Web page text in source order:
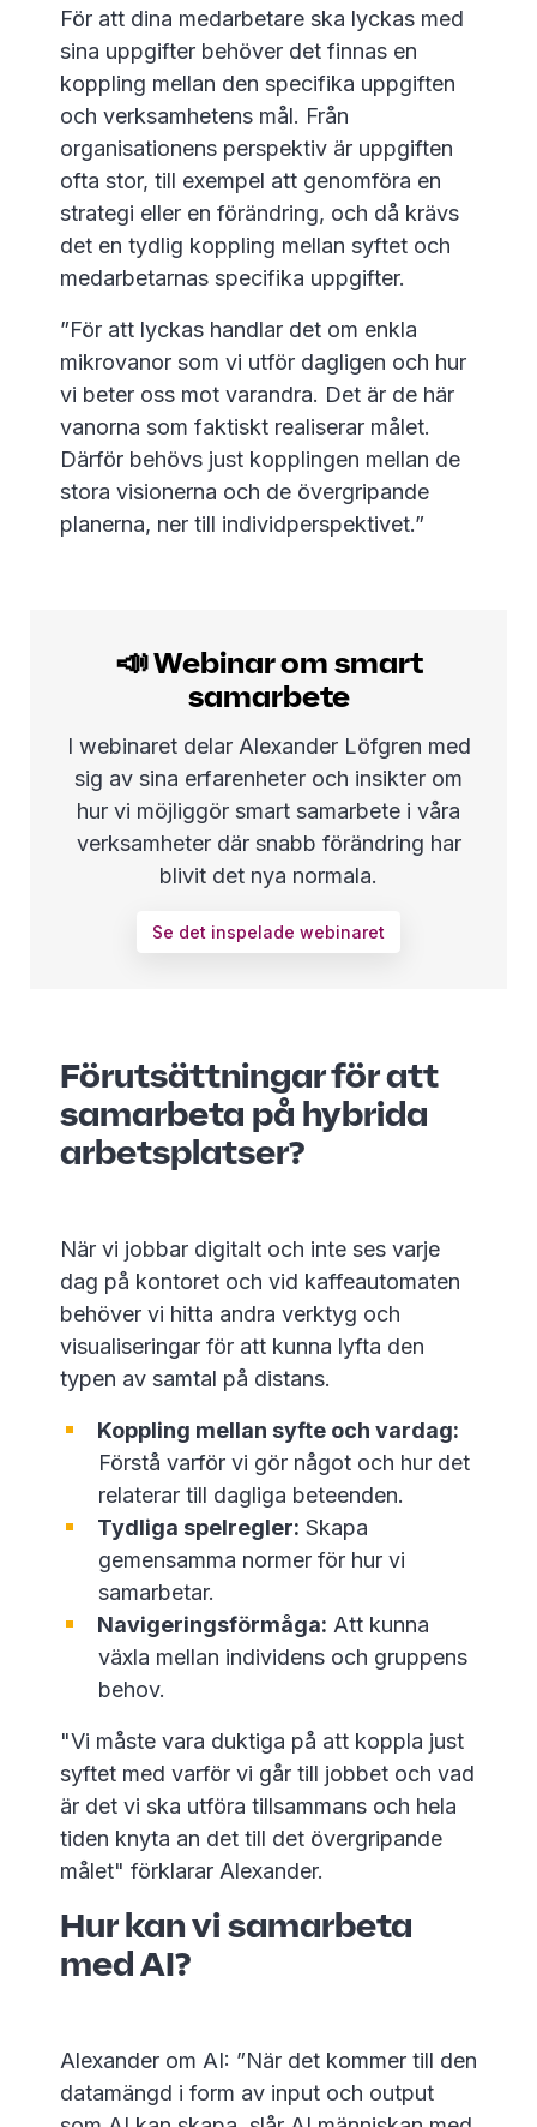
För att dina medarbetare ska lyckas med
sina uppgifter behöver det finnas en
koppling mellan den specifika uppgiften
och verksamhetens mål. Från
organisationens perspektiv är uppgiften
ofta stor, till exempel att genomföra en
strategi eller en förändring, och då krävs
det en tydlig koppling mellan syftet och
medarbetarnas specifika uppgifter.
”För att lyckas handlar det om enkla
mikrovanor som vi utför dagligen och hur
vi beter oss mot varandra. Det är de här
vanorna som faktiskt realiserar målet.
Därför behövs just kopplingen mellan de
stora visionerna och de övergripande
planerna, ner till individperspektivet.”
📣 Webinar om smart
samarbete
I webinaret delar Alexander Löfgren med
sig av sina erfarenheter och insikter om
hur vi möjliggör smart samarbete i våra
verksamheter där snabb förändring har
blivit det nya normala.
Se det inspelade webinaret
Förutsättningar för att
samarbeta på hybrida
arbetsplatser?
När vi jobbar digitalt och inte ses varje
dag på kontoret och vid kaffeautomaten
behöver vi hitta andra verktyg och
visualiseringar för att kunna lyfta den
typen av samtal på distans.
Koppling mellan syfte och vardag:
Förstå varför vi gör något och hur det
relaterar till dagliga beteenden.
Tydliga spelregler: Skapa
gemensamma normer för hur vi
samarbetar.
Navigeringsförmåga: Att kunna
växla mellan individens och gruppens
behov.
"Vi måste vara duktiga på att koppla just
syftet med varför vi går till jobbet och vad
är det vi ska utföra tillsammans och hela
tiden knyta an det till det övergripande
målet" förklarar Alexander.
Hur kan vi samarbeta
med AI?
Alexander om AI: ”När det kommer till den
datamängd i form av input och output